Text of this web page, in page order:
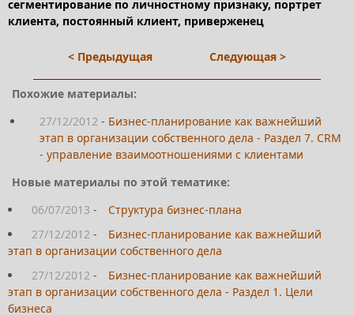
сегментирование по личностному признаку, портрет
клиента, постоянный клиент, приверженец
< Предыдущая Следующая >
Похожие материалы:
27/12/2012 - Бизнес-планирование как важнейший
этап в организации собственного дела - Раздел 7. CRM
- управление взаимоотношениями с клиентами
Новые материалы по этой тематике:
06/07/2013 -
Структура бизнес-плана
27/12/2012 -
Бизнес-планирование как важнейший
этап в организации собственного дела
27/12/2012 -
Бизнес-планирование как важнейший
этап в организации собственного дела - Раздел 1. Цели
бизнеса